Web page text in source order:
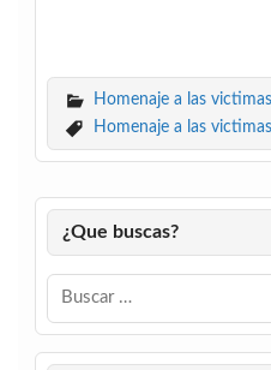
Homenaje a las
Homenaje a las
¿Que buscas?